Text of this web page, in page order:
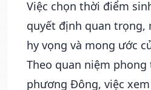
Việc chọn thời điểm
quyết định quan trọng,
hy vọng và mong ước
Theo quan niệm
phương Đông, việc